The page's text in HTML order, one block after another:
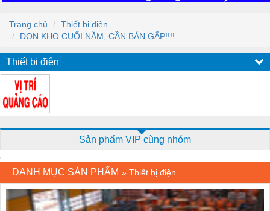
Trang chủ
Thiết bị điện
DỌN KHO CUỐI NĂM, CẦN BÁN GẤP!!!!
Thiết bị điện
Sản phẩm VIP cùng nhóm
DANH MỤC SẢN PHẨM » Thiết bị điện